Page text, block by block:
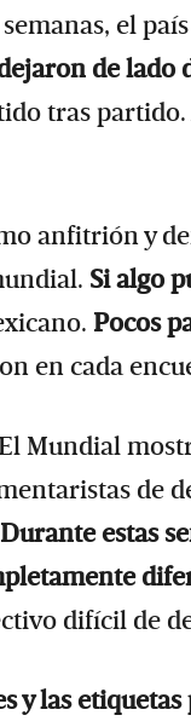
el
de lado
tras
anfitrión y
Si algo
Pocos
en cada
El Mundial
de
Durante estas
difícil de
y las